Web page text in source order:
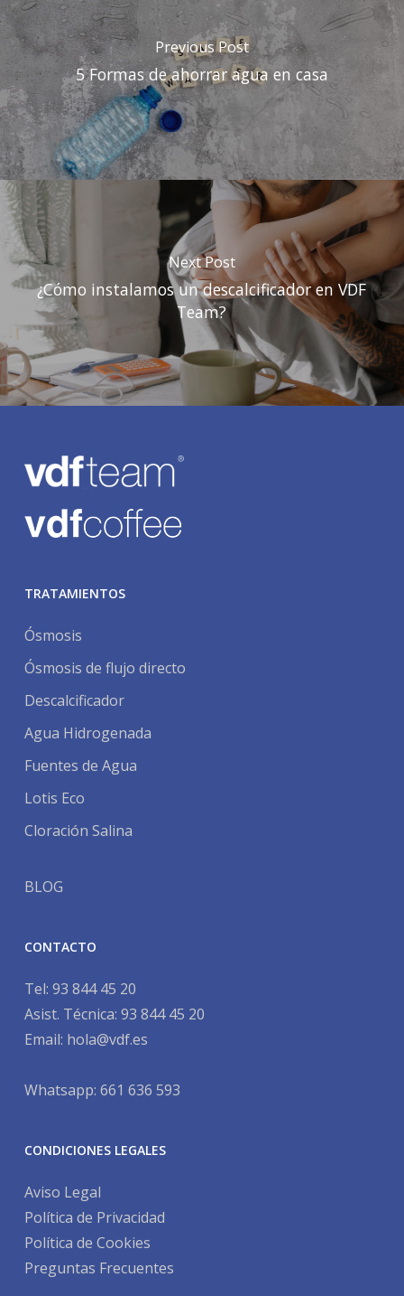
Previous Post
5 Formas de ahorrar agua en casa
Next Post
¿Cómo instalamos un descalcificador en VDF
Team?
TRATAMIENTOS
Ósmosis
Ósmosis de flujo directo
Descalcificador
Agua Hidrogenada
Fuentes de Agua
Lotis Eco
Cloración Salina
BLOG
CONTACTO
Tel: 93 844 45 20
Asist. Técnica: 93 844 45 20
Email: hola@vdf.es
Whatsapp: 661 636 593
CONDICIONES LEGALES
Aviso Legal
Política de Privacidad
Política de Cookies
Preguntas Frecuentes